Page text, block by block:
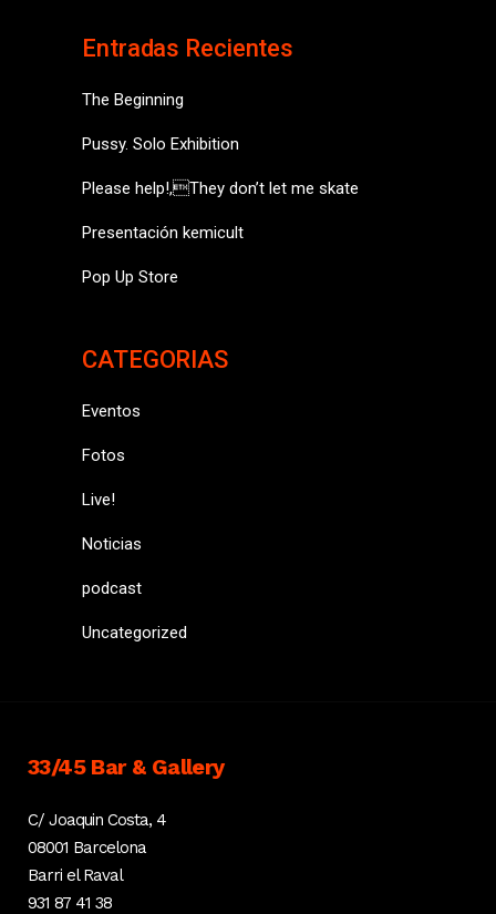
Entradas Recientes
The Beginning
Pussy. Solo Exhibition
Please help!,They don’t let me skate
Presentación kemicult
Pop Up Store
CATEGORIAS
Eventos
Fotos
Live!
Noticias
podcast
Uncategorized
33/45 Bar & Gallery
C/ Joaquin Costa, 4
08001 Barcelona
Barri el Raval
931 87 41 38